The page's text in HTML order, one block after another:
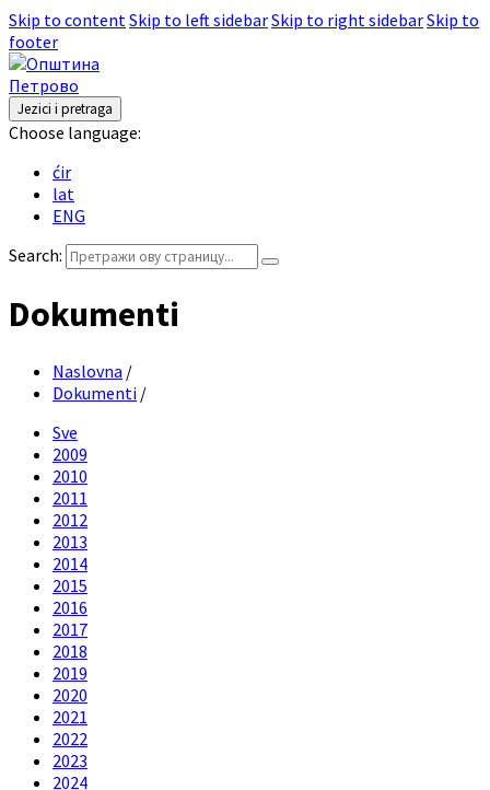
Skip to contentSkip to left sidebarSkip to right sidebarSkip to
footer
Jezici i pretraga
Choose language:
ćir
lat
ENG
Search:
Dokumenti
Naslovna /
Dokumenti /
Sve
2009
2010
2011
2012
2013
2014
2015
2016
2017
2018
2019
2020
2021
2022
2023
2024